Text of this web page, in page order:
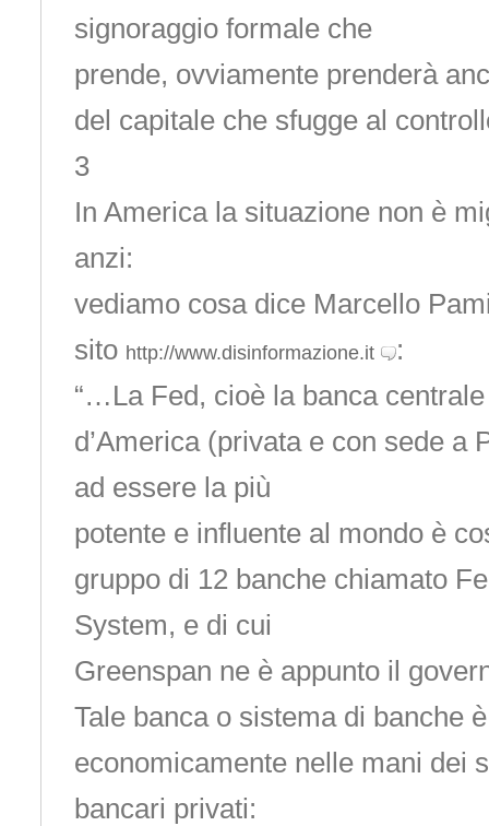
signoraggio formale che
prende, ovviamente prenderà
del capitale che sfugge al
3
In America la situazione non è
anzi:
vediamo cosa dice Marcello
sito http://www.disinformazione.it
:
“…La Fed, cioè la banca
d’America (privata e con sede a
ad essere la più
potente e influente al mondo è
gruppo di 12 banche chiamato
System, e di cui
Greenspan ne è appunto il
Tale banca o sistema di banche
economicamente nelle mani dei
bancari privati: